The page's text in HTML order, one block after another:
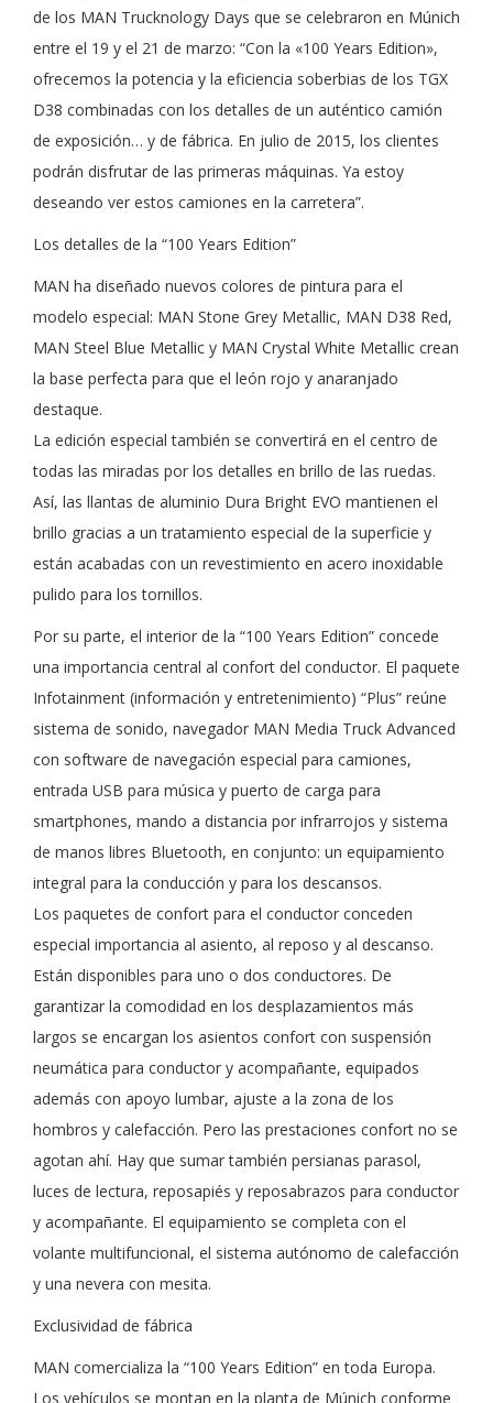
de los MAN Trucknology Days que se celebraron en Múnich
entre el 19 y el 21 de marzo: “Con la «100 Years Edition»,
ofrecemos la potencia y la eficiencia soberbias de los TGX
D38 combinadas con los detalles de un auténtico camión
de exposición… y de fábrica. En julio de 2015, los clientes
podrán disfrutar de las primeras máquinas. Ya estoy
deseando ver estos camiones en la carretera”.
Los detalles de la “100 Years Edition”
MAN ha diseñado nuevos colores de pintura para el
modelo especial: MAN Stone Grey Metallic, MAN D38 Red,
MAN Steel Blue Metallic y MAN Crystal White Metallic crean
la base perfecta para que el león rojo y anaranjado
destaque.
La edición especial también se convertirá en el centro de
todas las miradas por los detalles en brillo de las ruedas.
Así, las llantas de aluminio Dura Bright EVO mantienen el
brillo gracias a un tratamiento especial de la superficie y
están acabadas con un revestimiento en acero inoxidable
pulido para los tornillos.
Por su parte, el interior de la “100 Years Edition” concede
una importancia central al confort del conductor. El paquete
Infotainment (información y entretenimiento) “Plus” reúne
sistema de sonido, navegador MAN Media Truck Advanced
con software de navegación especial para camiones,
entrada USB para música y puerto de carga para
smartphones, mando a distancia por infrarrojos y sistema
de manos libres Bluetooth, en conjunto: un equipamiento
integral para la conducción y para los descansos.
Los paquetes de confort para el conductor conceden
especial importancia al asiento, al reposo y al descanso.
Están disponibles para uno o dos conductores. De
garantizar la comodidad en los desplazamientos más
largos se encargan los asientos confort con suspensión
neumática para conductor y acompañante, equipados
además con apoyo lumbar, ajuste a la zona de los
hombros y calefacción. Pero las prestaciones confort no se
agotan ahí. Hay que sumar también persianas parasol,
luces de lectura, reposapiés y reposabrazos para conductor
y acompañante. El equipamiento se completa con el
volante multifuncional, el sistema autónomo de calefacción
y una nevera con mesita.
Exclusividad de fábrica
MAN comercializa la “100 Years Edition” en toda Europa.
Los vehículos se montan en la planta de Múnich conforme